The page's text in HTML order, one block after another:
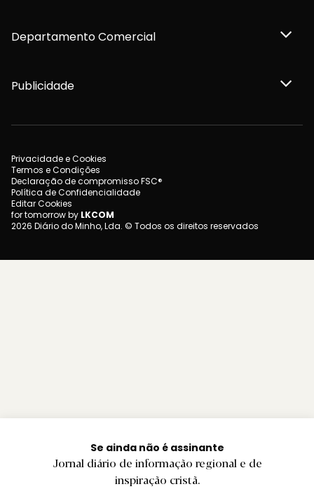
Se ainda não é assinante
Jornal diário de informação regional e de
inspiração cristã.
Departamento Comercial
Publicidade
Privacidade e Cookies
Termos e Condições
Declaração de compromisso FSC®
Política de Confidencialidade
Editar Cookies
for tomorrow by LKCOM
2026 Diário do Minho, Lda. © Todos os direitos reservados